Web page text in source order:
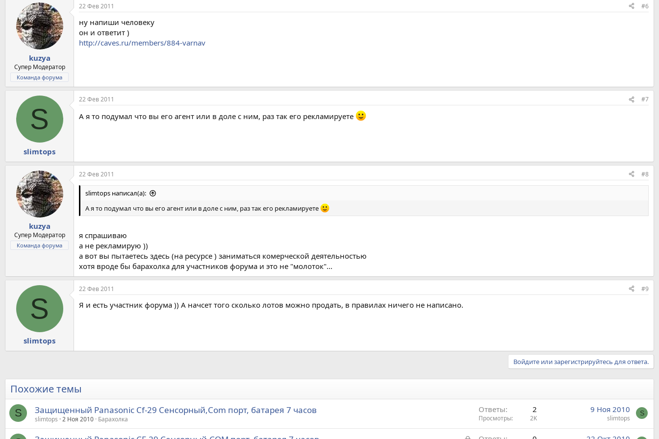
kuzya
Супер Модератор
Команда форума
22 Фев 2011 #6
ну напиши человеку
он и ответит )
http://caves.ru/members/884-varnav
S
slimtops
22 Фев 2011 #7
А я то подумал что вы его агент или в доле с ним, раз так его рекламируете
kuzya
Супер Модератор
Команда форума
22 Фев 2011 #8
slimtops написал(а):
А я то подумал что вы его агент или в доле с ним, раз так его рекламируете
я спрашиваю
а не рекламирую ))
а вот вы пытаетесь здесь (на ресурсе ) заниматься комерческой деятельностью
хотя вроде бы барахолка для участников форума и это не "молоток"...
S
slimtops
22 Фев 2011 #9
Я и есть участник форума )) А начсет того сколько лотов можно продать, в правилах ничего не написано.
Войдите или зарегистрируйтесь для ответа.
Похожие темы
S Защищенный Panasonic Cf-29 Сенсорный,Com порт, батарея 7 часов
slimtops 2 Ноя 2010 Барахолка
Ответы 2
Просмотры 2K
9 Ноя 2010
slimtops
S